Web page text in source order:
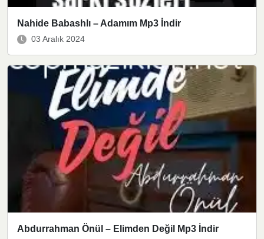
Nahide Babashlı – Adamım Mp3 İndir
03 Aralık 2024
Abdurrahman Önül – Elimden Değil Mp3 İndir